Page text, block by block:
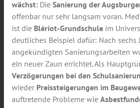
wächst: Die Sanierung der
offenbar nur sehr langsam voran.
ist die Blériot-Grundschule im
deutliches Beispiel dafür: Nach sechs
angekündigten Sanierungsarbeiten
ein neuer Zaun errichtet. Als
Verzögerungen bei den
wieder Preissteigerungen im
auftretende Probleme wie